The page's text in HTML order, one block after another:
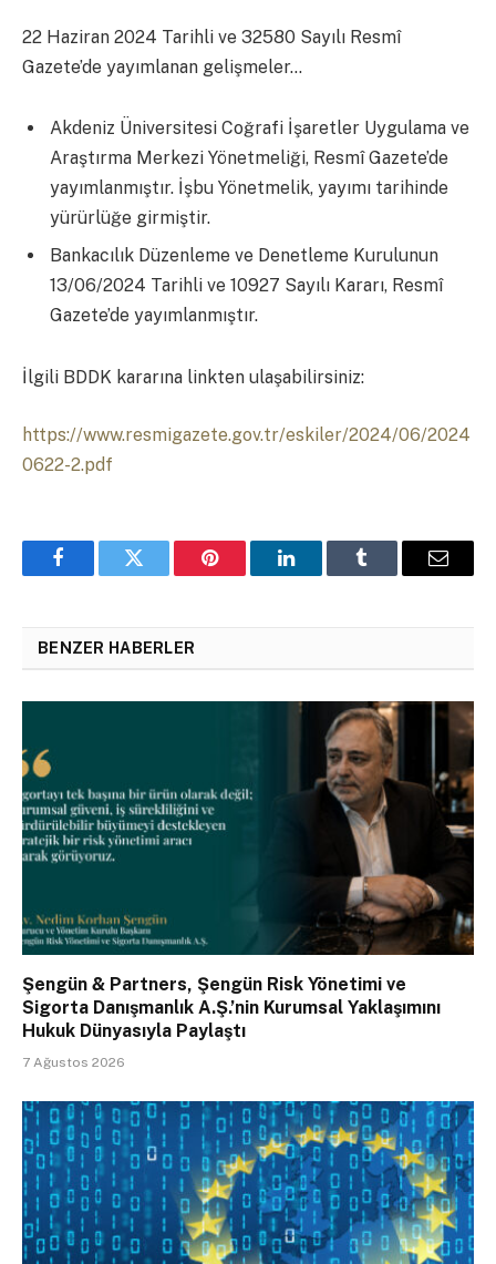
22 Haziran 2024 Tarihli ve 32580 Sayılı Resmî
Gazete’de yayımlanan gelişmeler…
Akdeniz Üniversitesi Coğrafi İşaretler Uygulama ve
Araştırma Merkezi Yönetmeliği, Resmî Gazete’de
yayımlanmıştır. İşbu Yönetmelik, yayımı tarihinde
yürürlüğe girmiştir.
Bankacılık Düzenleme ve Denetleme Kurulunun
13/06/2024 Tarihli ve 10927 Sayılı Kararı, Resmî
Gazete’de yayımlanmıştır.
İlgili BDDK kararına linkten ulaşabilirsiniz:
https://www.resmigazete.gov.tr/eskiler/2024/06/2024
0622-2.pdf
FacebookTwitter Pinterest LinkedInTumblr Email
BENZER HABERLER
Şengün & Partners, Şengün Risk Yönetimi ve
Sigorta Danışmanlık A.Ş.’nin Kurumsal Yaklaşımını
Hukuk Dünyasıyla Paylaştı
7 Ağustos 2026